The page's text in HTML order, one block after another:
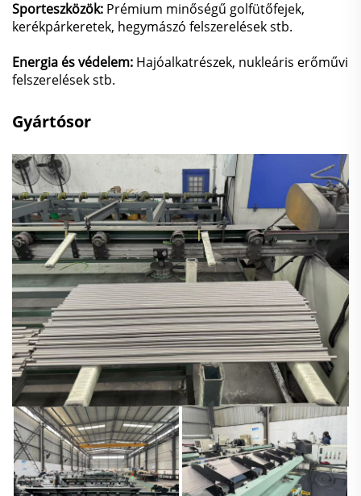
Sporteszközök: Prémium minőségű golfütőfejek,
kerékpárkeretek, hegymászó felszerelések stb.
Energia és védelem: Hajóalkatrészek, nukleáris erőművi
felszerelések stb.
Gyártósor